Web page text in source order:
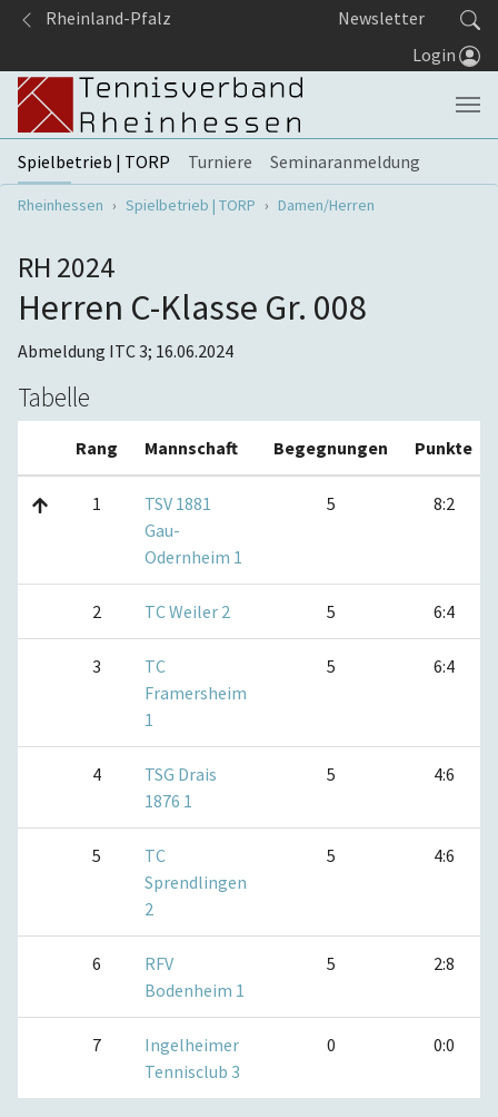
Springe zum Seiteninhalt
Rheinland-Pfalz
Newsletter
Login
Spielbetrieb | TORP Turniere
Seminaranmeldung
Sie sind hier:
Rheinhessen Spielbetrieb | TORP Damen/Herren
RH 2024
Herren C-Klasse Gr. 008
Abmeldung ITC 3; 16.06.2024
Tabelle
Rang Mannschaft Begegnungen Punkte
1
TSV 1881
Gau-
Odernheim 1
5 8:2
2 TC Weiler 2 5 6:4
3
TC
Framersheim
1
5 6:4
4
TSG Drais
1876 1
5 4:6
5
TC
Sprendlingen
2
5 4:6
6
RFV
Bodenheim 1
5 2:8
7
Ingelheimer
Tennisclub 3
0 0:0